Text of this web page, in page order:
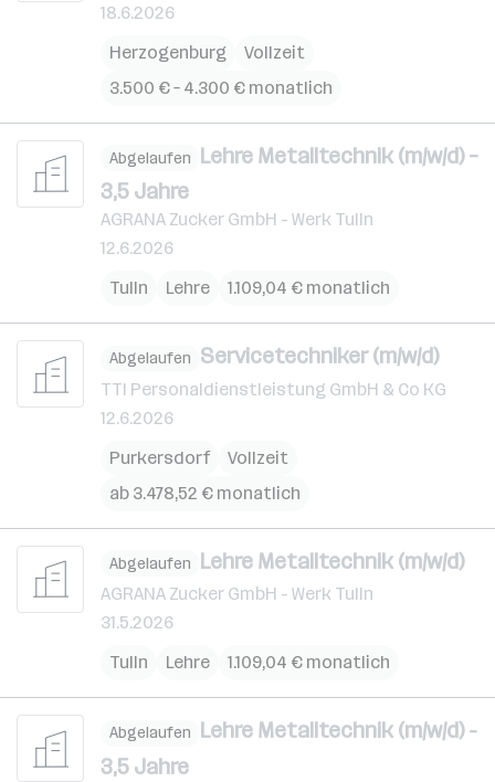
18.6.2026
Herzogenburg
Vollzeit
3.500 € – 4.300 € monatlich
Abgelaufen Lehre Metalltechnik (m/w/d) –
3,5 Jahre
AGRANA Zucker GmbH - Werk Tulln
12.6.2026
Tulln
Lehre 1.109,04 € monatlich
Abgelaufen Servicetechniker (m/w/d)
TTI Personaldienstleistung GmbH & Co KG
12.6.2026
Purkersdorf
Vollzeit
ab 3.478,52 € monatlich
Abgelaufen Lehre Metalltechnik (m/w/d)
AGRANA Zucker GmbH - Werk Tulln
31.5.2026
Tulln
Lehre 1.109,04 € monatlich
Abgelaufen Lehre Metalltechnik (m/w/d) -
3,5 Jahre